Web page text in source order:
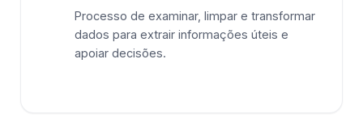
Processo de examinar, limpar e transformar
dados para extrair informações úteis e
apoiar decisões.